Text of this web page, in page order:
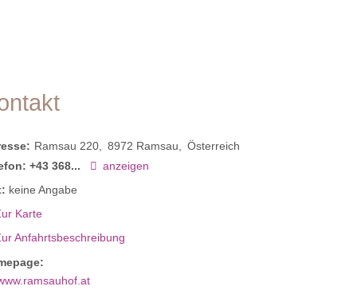
Ramsau 220 8972 Ramsau
Österreich
+43 368...
anzeigen
keine Angabe
Karte
Anfahrtsbeschreibung